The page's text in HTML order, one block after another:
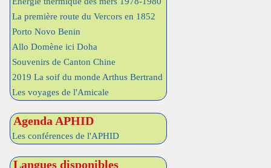
La première route du Vercors en 1852
Porto Novo Benin
Allo Domène ici Doha
Souvenirs de Canton Chine
2019 La soif du monde Arthus Bertrand
Les voyages de l'Amicale
Agenda APHID
Les conférences de l'APHID
Langues disponibles